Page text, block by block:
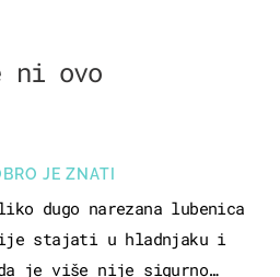
ni ovo
JE ZNATI
dugo narezana lubenica
stajati u hladnjaku i
je više nije sigurno